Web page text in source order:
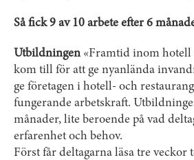
Så fick 9 av 10 arbete efter 6
Utbildningen «Framtid inom hotell
kom till för att ge nyanlända
ge företagen i hotell- och
fungerande arbetskraft.
månader, lite beroende på vad
erfarenhet och behov.
Först får deltagarna läsa tre veckor